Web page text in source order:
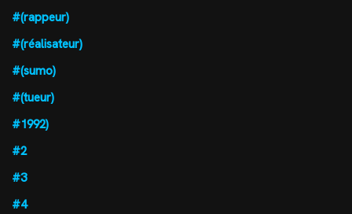
#(rappeur)
#(réalisateur)
#(sumo)
#(tueur)
#1992)
#2
#3
#4